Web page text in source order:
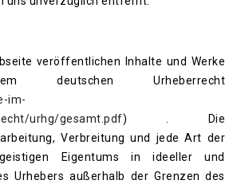
veröffentlichen Inhalte und Werke
deutschen Urheberrecht
im-
urhg/gesamt.pdf) . Die
Verbreitung und jede Art der
Eigentums in ideeller und
Urhebers außerhalb der Grenzen des